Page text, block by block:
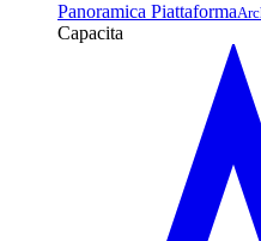
Panoramica Piattaforma
Capacita